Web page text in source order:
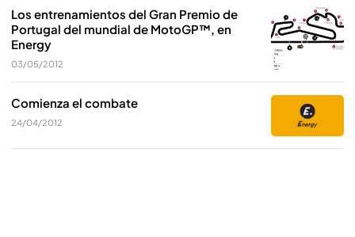
Los entrenamientos del Gran Premio de
Portugal del mundial de MotoGP™, en
Energy
03/05/2012
Comienza el combate
24/04/2012